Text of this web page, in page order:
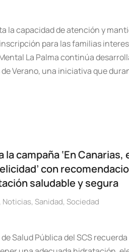
la capacidad de atención y
para las familias
La Palma continúa
Verano, una iniciativa que
campaña ‘En Canarias,
con
saludable y segura
Noticias, Sanidad, Sociedad
Salud Pública del SCS recuerda